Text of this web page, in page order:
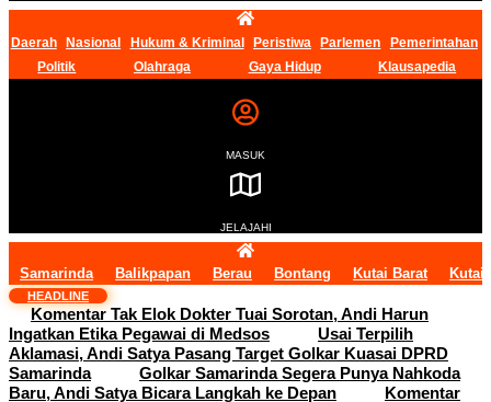
Daerah Nasional Hukum & Kriminal Peristiwa Parlemen
Pemerintahan
Politik
Olahraga Gaya Hidup Klausapedia
MASUK
JELAJAHI
Samarinda Balikpapan Berau Bontang Kutai Barat Kutai
HEADLINE
Komentar Tak Elok Dokter Tuai Sorotan, Andi Harun
Ingatkan Etika Pegawai di Medsos
Usai Terpilih
Aklamasi, Andi Satya Pasang Target Golkar Kuasai DPRD
Samarinda
Golkar Samarinda Segera Punya Nahkoda
Baru, Andi Satya Bicara Langkah ke Depan
Komentar